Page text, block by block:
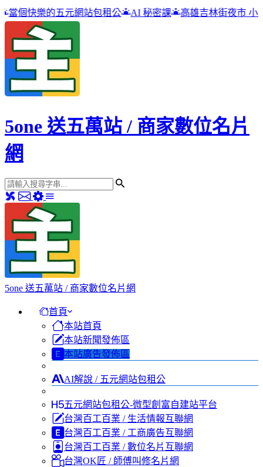
元網站包租公 AI 秘密課 高雄吉林街夜市 小雨點冰品店
5one 送五萬站 / 商家數位名片
網
5one 送五萬站 / 商家數位名片網
首頁
本站首頁
本站新聞發佈區
本站廣告發佈區
AI解說 / 五元網站包租公
五元網站包租公-微型創富自建站平台
台灣百工百業 / 生活情報互聯網
台灣百工百業 / 工商廣告互聯網
台灣百工百業 / 數位名片互聯網
台灣OK匠 / 師傅叫修名片網